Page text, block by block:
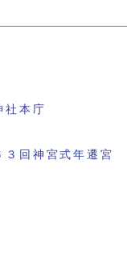
本庁
回神宮式年遷宮